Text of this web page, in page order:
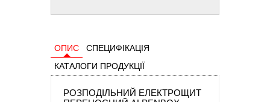
ОПИС
СПЕЦИФІКАЦІЯ
КАТАЛОГИ ПРОДУКЦІЇ
РОЗПОДІЛЬНИЙ ЕЛЕКТРОЩИТ